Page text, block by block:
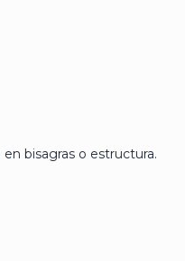
bisagras o estructura.